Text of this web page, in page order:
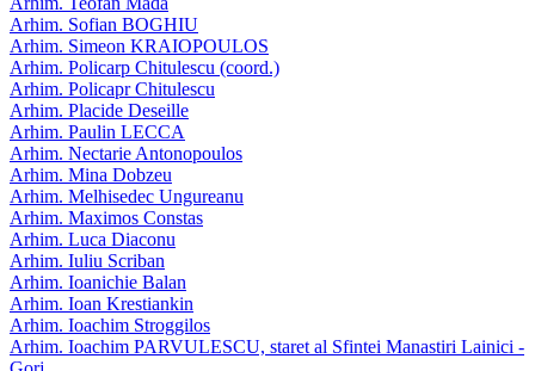
Arhim. Sofian BOGHIU
Arhim. Simeon KRAIOPOULOS
Arhim. Policarp Chitulescu (coord.)
Arhim. Policapr Chitulescu
Arhim. Placide Deseille
Arhim. Paulin LECCA
Arhim. Nectarie Antonopoulos
Arhim. Mina Dobzeu
Arhim. Melhisedec Ungureanu
Arhim. Maximos Constas
Arhim. Luca Diaconu
Arhim. Iuliu Scriban
Arhim. Ioanichie Balan
Arhim. Ioan Krestiankin
Arhim. Ioachim Stroggilos
Arhim. Ioachim PARVULESCU, staret al Sfintei Manastiri Lainici -